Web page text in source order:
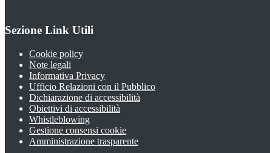
Sezione Link Utili
Cookie policy
Note legali
Informativa Privacy
Ufficio Relazioni con il Pubblico
Dichiarazione di accessibilità
Obiettivi di accessibilità
Whistleblowing
Gestione consensi cookie
Amministrazione trasparente